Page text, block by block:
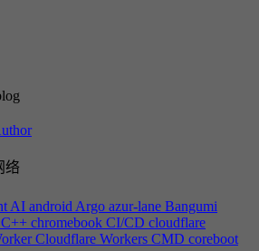
络
AI android Argo azur-lane Bangumi
C++ chromebook CI/CD cloudflare
Cloudflare Workers CMD coreboot